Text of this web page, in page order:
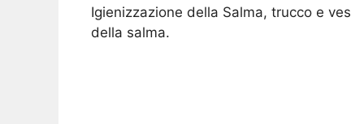
Igienizzazione della Salma, trucco e
della salma.